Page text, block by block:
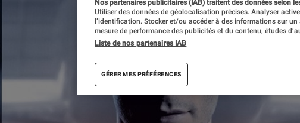
Nos partenaires publicitaires (IAB) traitent des données selon
Utiliser des données de géolocalisation précises. Analyser
l’identification. Stocker et/ou accéder à des informations sur
mesure de performance des publicités et du contenu, études
Liste de nos partenaires IAB
GÉRER MES PRÉFÉRENCES